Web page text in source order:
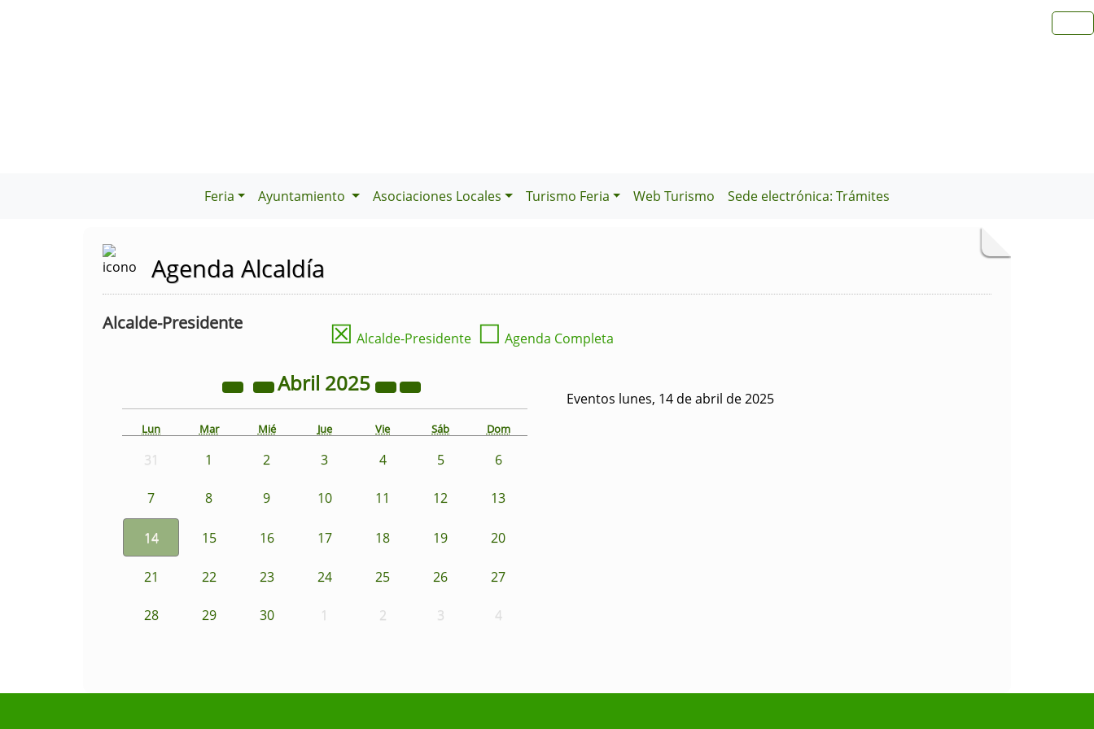
Feria Ayuntamiento Asociaciones Locales Turismo Feria Web Turismo Sede electrónica: Trámites
Agenda Alcaldía
Alcalde-Presidente ☒ Alcalde-Presidente ☐ Agenda Completa
Abril 2025
Lun Mar Mié Jue Vie Sáb Dom
31 1 2 3 4 5 6
7 8 9 10 11 12 13
14 15 16 17 18 19 20
21 22 23 24 25 26 27
28 29 30 1 2 3 4
Eventos lunes, 14 de abril de 2025